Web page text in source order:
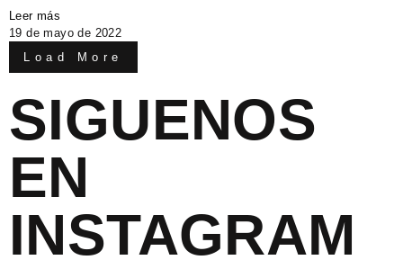
Leer más
19 de mayo de 2022
Load More
SIGUENOS
EN
INSTAGRAM